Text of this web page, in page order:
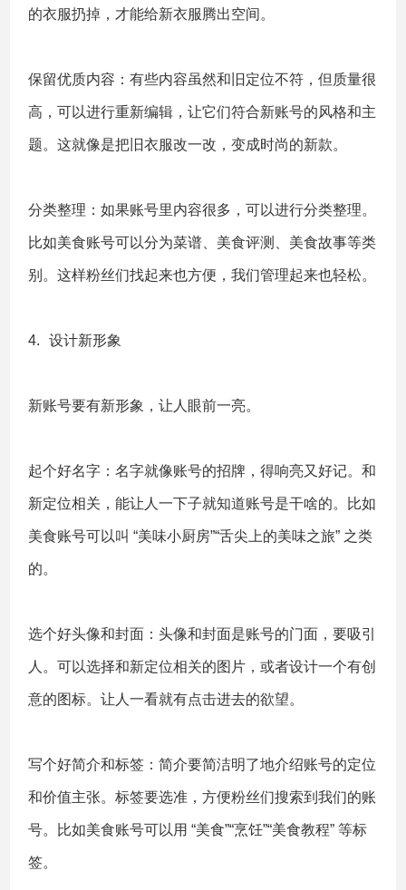
的衣服扔掉，才能给新衣服腾出空间。
保留优质内容：有些内容虽然和旧定位不符，但质量很
高，可以进行重新编辑，让它们符合新账号的风格和主
题。这就像是把旧衣服改一改，变成时尚的新款。
分类整理：如果账号里内容很多，可以进行分类整理。
比如美食账号可以分为菜谱、美食评测、美食故事等类
别。这样粉丝们找起来也方便，我们管理起来也轻松。
4. 设计新形象
新账号要有新形象，让人眼前一亮。
起个好名字：名字就像账号的招牌，得响亮又好记。和
新定位相关，能让人一下子就知道账号是干啥的。比如
美食账号可以叫 “美味小厨房”“舌尖上的美味之旅” 之类
的。
选个好头像和封面：头像和封面是账号的门面，要吸引
人。可以选择和新定位相关的图片，或者设计一个有创
意的图标。让人一看就有点击进去的欲望。
写个好简介和标签：简介要简洁明了地介绍账号的定位
和价值主张。标签要选准，方便粉丝们搜索到我们的账
号。比如美食账号可以用 “美食”“烹饪”“美食教程” 等标
签。